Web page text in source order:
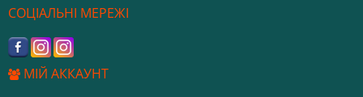
СОЦІАЛЬНІ МЕРЕЖІ
МІЙ АККАУНТ